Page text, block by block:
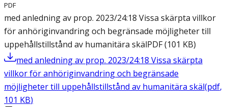
PDF
med anledning av prop. 2023/24:18 Vissa skärpta villkor
för anhöriginvandring och begränsade möjligheter till
uppehållstillstånd av humanitära skälPDF(101 KB)
med anledning av prop. 2023/24:18 Vissa skärpta
villkor för anhöriginvandring och begränsade
möjligheter till uppehållstillstånd av humanitära skäl(pdf,
101 KB)